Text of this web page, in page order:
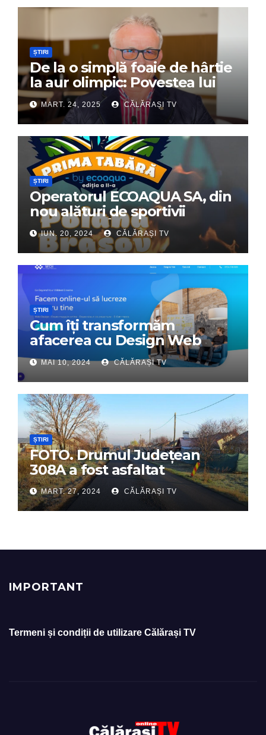
ȘTIRI
De la o simplă foaie de hârtie
la aur olimpic: Povestea lui
Dumitru Chirilă
MART. 24, 2025 CĂLĂRAȘI TV
ȘTIRI
Operatorul ECOAQUA SA, din
nou alături de sportivii
călărășeni. Începe „Prima
Tabără”!
IUN. 20, 2024 CĂLĂRAȘI TV
ȘTIRI
Cum îți transformăm
afacerea cu Design Web
Interactiv – Partenerul tău
digital de încredere
MAI 10, 2024 CĂLĂRAȘI TV
ȘTIRI
FOTO. Drumul Județean
308A a fost asfaltat
MART. 27, 2024 CĂLĂRAȘI TV
IMPORTANT
Termeni și condiții de utilizare Călărași TV